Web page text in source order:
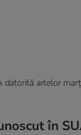
datorită artelor
în